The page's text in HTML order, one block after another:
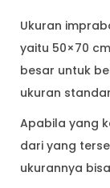
Ukuran
yaitu 50×70
besar untuk
ukuran
Apabila yang
dari yang
ukurannya